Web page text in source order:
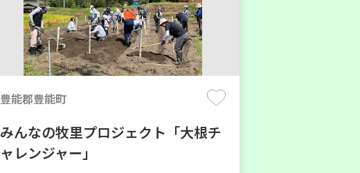
豊能郡豊能町
みんなの牧里プロジェクト「大根チ
ャレンジャー」